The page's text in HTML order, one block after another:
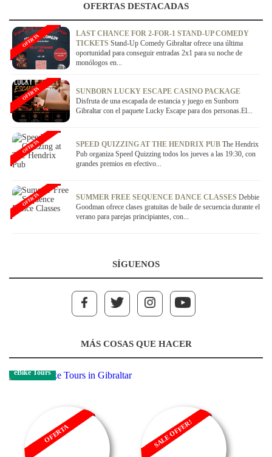
OFERTAS DESTACADAS
LAST CHANCE FOR 2-FOR-1 STAND-UP COMEDY
TICKETS Stand-Up Comedy Gibraltar ofrece una última
oportunidad para conseguir entradas 2x1 para su noche de
monólogos en...
OFERTA
SUNBORN LUCKY ESCAPE CASINO PACKAGE
Disfruta de una escapada de estancia y juego en Sunborn
Gibraltar con el paquete Lucky Escape para dos personas.El...
OFERTA
SPEED QUIZZING AT THE HENDRIX PUB The Hendrix
Pub organiza Speed Quizzing todos los jueves a las 19:30, con
grandes premios en efectivo...
OFERTA
SUMMER FREE SEQUENCE DANCE CLASSES Debbie
Goodman ofrece clases gratuitas de baile de secuencia durante el
verano para parejas principiantes, con...
OFERTA
SÍGUENOS
MÁS COSAS QUE HACER
eBike Tours
OFERTA SALE OFFER!